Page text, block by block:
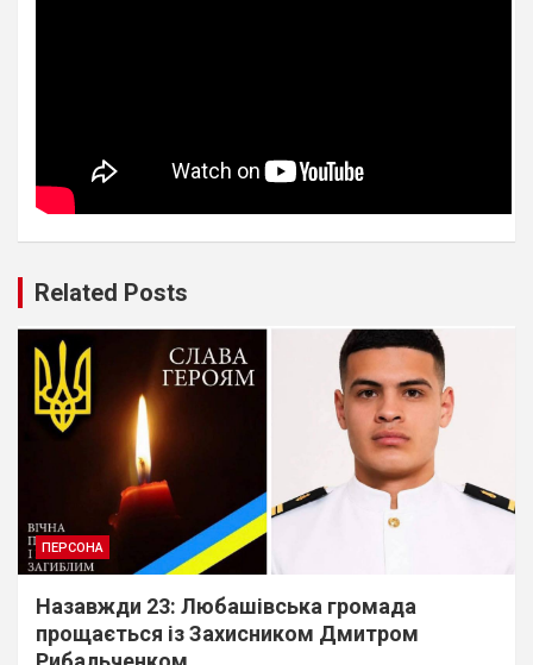
Related Posts
ПЕРСОНА
Назавжди 23: Любашівська громада
прощається із Захисником Дмитром